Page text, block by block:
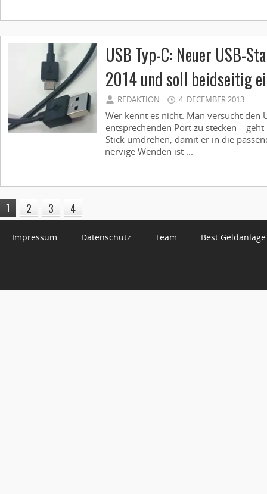
USB Typ-C: Neuer USB-
2014 und soll beidseitig
REDAKTION 4. DECEMBER 2013
Wer kennt es nicht: Man versucht den
entsprechenden Port zu stecken –
Stick umdrehen, damit er in die
nervige Wenden ist ...
1 2 3 4
Impressum Datenschutz Team Best Geldanlage